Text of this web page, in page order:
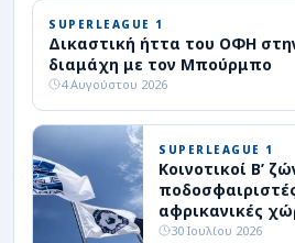
SUPERLEAGUE 1
Δικαστική ήττα του ΟΦΗ
διαμάχη με τον Μπούρμπο
4 Αυγούστου 2026
SUPERLEAGUE 1
Κοινοτικοί Β’
αφρικανικές
30 Ιουλίου 2026